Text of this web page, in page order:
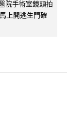
院手術室鏡頭拍
上開逃生門確